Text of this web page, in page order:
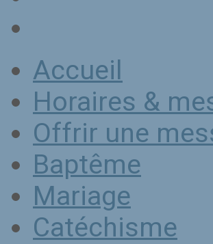
Accueil
Horaires &
Offrir une
Baptême
Mariage
Catéchisme